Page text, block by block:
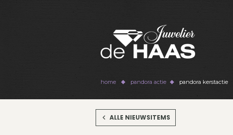
home pandora actie pandora kerstactie
ALLE NIEUWSITEMS